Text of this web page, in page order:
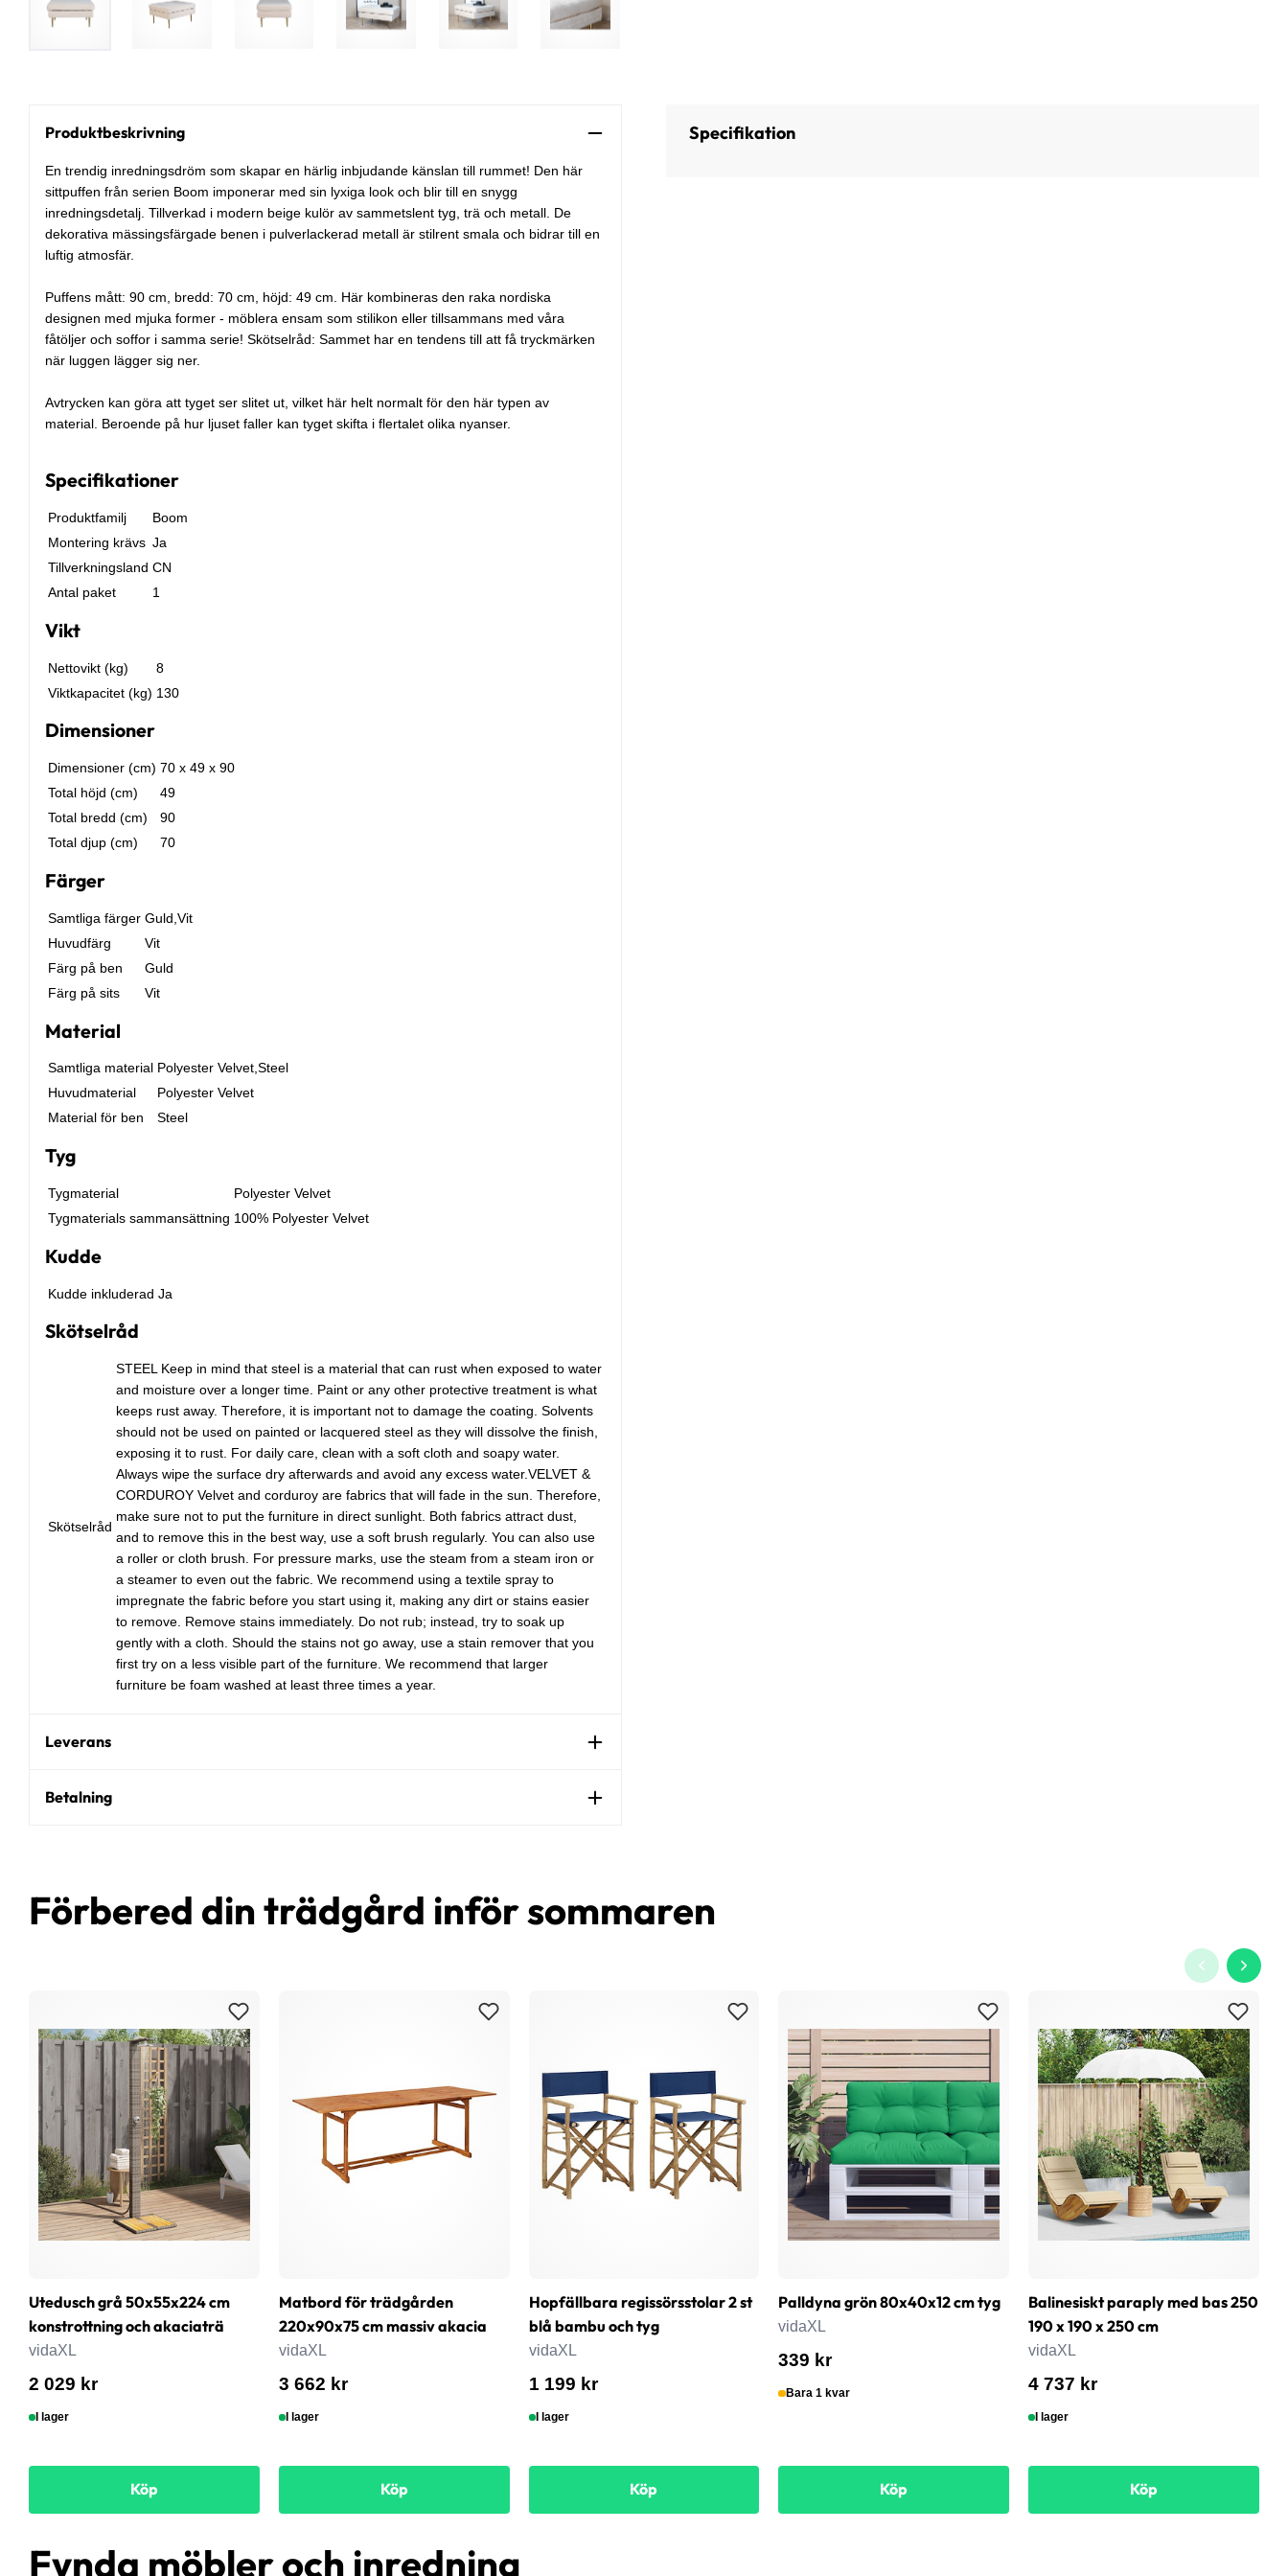
Produktbeskrivning
En trendig inredningsdröm som skapar en härlig inbjudande känslan till rummet! Den här
sittpuffen från serien Boom imponerar med sin lyxiga look och blir till en snygg
inredningsdetalj. Tillverkad i modern beige kulör av sammetslent tyg, trä och metall. De
dekorativa mässingsfärgade benen i pulverlackerad metall är stilrent smala och bidrar till en
luftig atmosfär.
Puffens mått: 90 cm, bredd: 70 cm, höjd: 49 cm. Här kombineras den raka nordiska
designen med mjuka former - möblera ensam som stilikon eller tillsammans med våra
fåtöljer och soffor i samma serie! Skötselråd: Sammet har en tendens till att få tryckmärken
när luggen lägger sig ner.
Avtrycken kan göra att tyget ser slitet ut, vilket här helt normalt för den här typen av
material. Beroende på hur ljuset faller kan tyget skifta i flertalet olika nyanser.
Specifikationer
Produktfamilj
Boom
Montering krävs Ja
Tillverkningsland CN
Antal paket
1
Vikt
Nettovikt (kg)
8
Viktkapacitet (kg) 130
Dimensioner
Dimensioner (cm) 70 x 49 x 90
Total höjd (cm)
49
Total bredd (cm)
90
Total djup (cm)
70
Färger
Samtliga färger Guld,Vit
Huvudfärg
Vit
Färg på ben
Guld
Färg på sits
Vit
Material
Samtliga material Polyester Velvet,Steel
Huvudmaterial
Polyester Velvet
Material för ben
Steel
Tyg
Tygmaterial
Polyester Velvet
Tygmaterials sammansättning 100% Polyester Velvet
Kudde
Kudde inkluderad Ja
Skötselråd
Skötselråd
STEEL Keep in mind that steel is a material that can rust when exposed to water
and moisture over a longer time. Paint or any other protective treatment is what
keeps rust away. Therefore, it is important not to damage the coating. Solvents
should not be used on painted or lacquered steel as they will dissolve the finish,
exposing it to rust. For daily care, clean with a soft cloth and soapy water.
Always wipe the surface dry afterwards and avoid any excess water.VELVET &
CORDUROY Velvet and corduroy are fabrics that will fade in the sun. Therefore,
make sure not to put the furniture in direct sunlight. Both fabrics attract dust,
and to remove this in the best way, use a soft brush regularly. You can also use
a roller or cloth brush. For pressure marks, use the steam from a steam iron or
a steamer to even out the fabric. We recommend using a textile spray to
impregnate the fabric before you start using it, making any dirt or stains easier
to remove. Remove stains immediately. Do not rub; instead, try to soak up
gently with a cloth. Should the stains not go away, use a stain remover that you
first try on a less visible part of the furniture. We recommend that larger
furniture be foam washed at least three times a year.
Leverans
Betalning
Specifikation
Förbered din trädgård inför sommaren
Utedusch grå 50x55x224 cm
konstrottning och akaciaträ
vidaXL
2 029 kr
I lager
Köp
Matbord för trädgården
220x90x75 cm massiv akacia
vidaXL
3 662 kr
I lager
Köp
Hopfällbara regissörsstolar 2 st
blå bambu och tyg
vidaXL
1 199 kr
I lager
Köp
Palldyna grön 80x40x12 cm tyg
vidaXL
339 kr
Bara 1 kvar
Köp
Balinesiskt paraply med bas 250
190 x 190 x 250 cm
vidaXL
4 737 kr
I lager
Köp
Fynda möbler och inredning